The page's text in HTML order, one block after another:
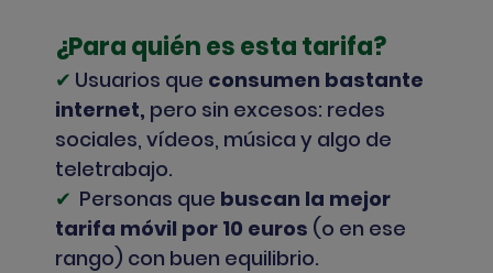
¿Para quién es esta tarifa?
✔ Usuarios que consumen bastante
internet, pero sin excesos: redes
sociales, vídeos, música y algo de
teletrabajo.
✔ Personas que buscan la mejor
tarifa móvil por 10 euros (o en ese
rango) con buen equilibrio.